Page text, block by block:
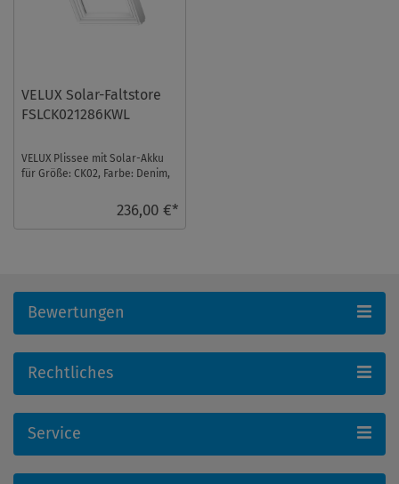
VELUX Solar-Faltstore
FSLCK021286KWL
VELUX Plissee mit Solar-Akku
für Größe: CK02, Farbe: Denim,
236,00 €*
Bewertungen
Rechtliches
Service